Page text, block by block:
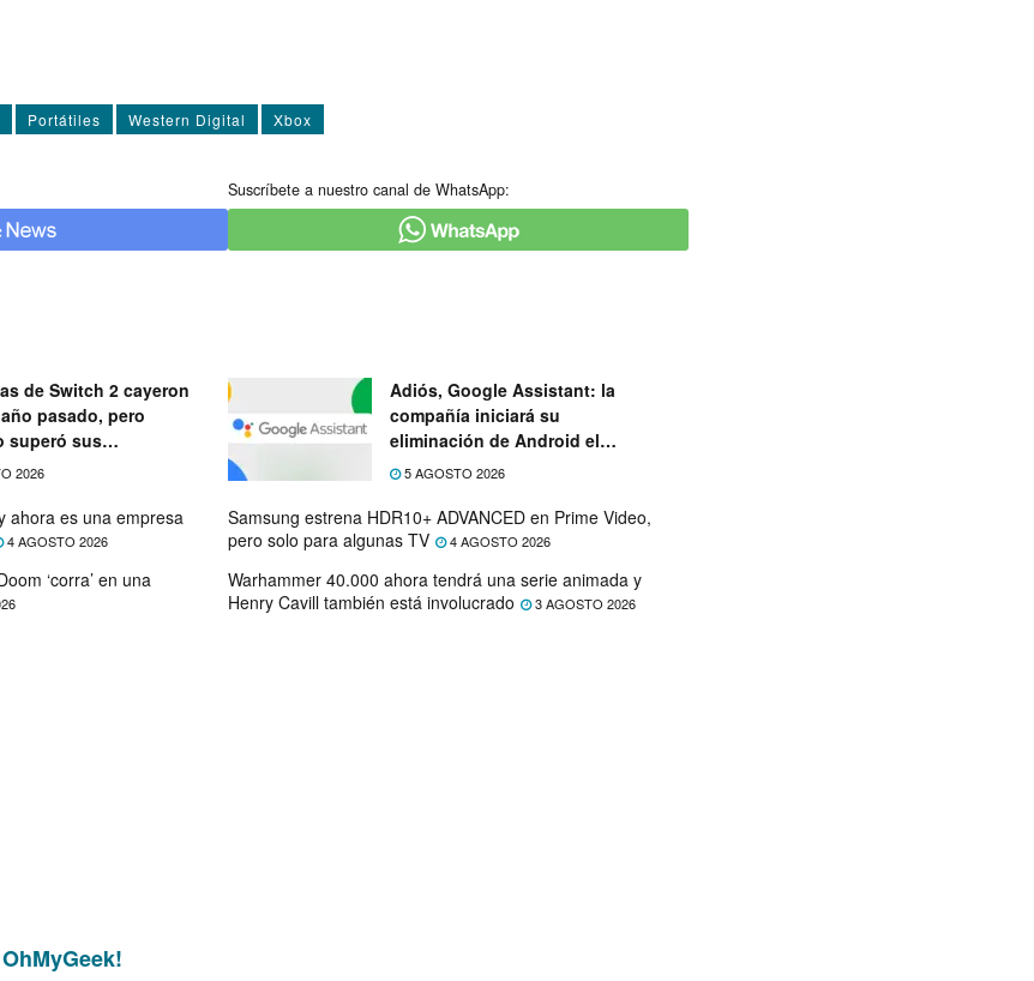
Portátiles Western Digital Xbox
Suscríbete a nuestro canal de WhatsApp:
de Switch 2 cayeron
pasado, pero
superó sus
2026
Adiós, Google Assistant: la
compañía iniciará su
eliminación de Android el
próximo mes
5 AGOSTO 2026
ahora es una empresa
4 AGOSTO 2026
Samsung estrena HDR10+ ADVANCED en Prime Video,
pero solo para algunas TV
4 AGOSTO 2026
‘corra’ en una
Warhammer 40.000 ahora tendrá una serie animada y
Henry Cavill también está involucrado
3 AGOSTO 2026